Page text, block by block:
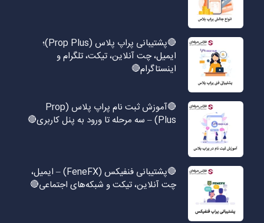
🔴پشتیبانی پراپ پلاس (Prop Plus)؛
ایمیل، چت آنلاین، تیکت، تلگرام و
اینستاگرام🔴
🔴آموزش ثبت نام پراپ پلاس (Prop
Plus) – سه مرحله تا ورود به پنل کاربری🔴
🔴پشتیبانی فنفیکس (FeneFX) – ایمیل،
چت آنلاین، تیکت و شبکه‌های اجتماعی🔴